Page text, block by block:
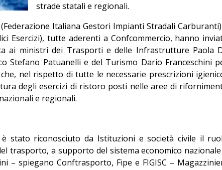
strade statali e regionali.
Italiana Gestori Impianti Stradali
Esercizi), tutte aderenti a Confcommercio, hanno
ai ministri dei Trasporti e delle Infrastrutture Paola
Stefano Patuanelli e del Turismo Dario Franceschini
nel rispetto di tutte le necessarie prescrizioni
degli esercizi di ristoro posti nelle aree di
e regionali.
è stato riconosciuto da Istituzioni e società civile il
trasporto, a supporto del sistema economico
– spiegano Conftrasporto, Fipe e FIGISC –